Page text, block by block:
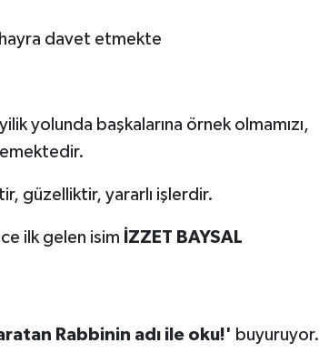
hayra davet etmekte
yolunda başkalarına örnek olmamızı,
güzelliktir, yararlı işlerdir.
ilk gelen isim İZZET BAYSAL
Rabbinin adı ile oku!' buyuruyor.